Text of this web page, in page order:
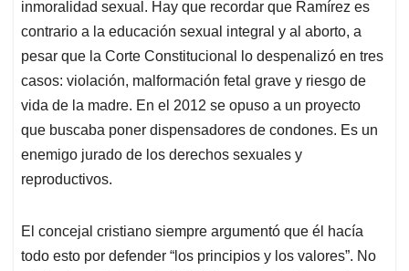
inmoralidad sexual. Hay que recordar que Ramírez es
contrario a la educación sexual integral y al aborto, a
pesar que la Corte Constitucional lo despenalizó en tres
casos: violación, malformación fetal grave y riesgo de
vida de la madre. En el 2012 se opuso a un proyecto
que buscaba poner dispensadores de condones. Es un
enemigo jurado de los derechos sexuales y
reproductivos.
El concejal cristiano siempre argumentó que él hacía
todo esto por defender “los principios y los valores”. No